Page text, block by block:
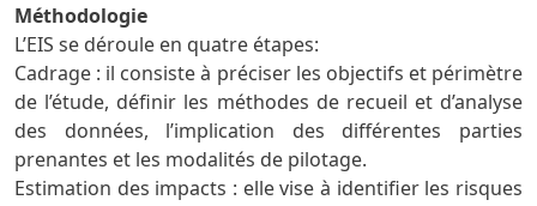
Méthodologie
L’EIS se déroule en quatre étapes:
Cadrage : il consiste à préciser les objectifs et périmètre
de l’étude, définir les méthodes de recueil et d’analyse
des données, l’implication des différentes parties
prenantes et les modalités de pilotage.
Estimation des impacts : elle vise à identifier les risques